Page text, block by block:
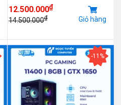
12.500.000₫
14.500.000₫ Giỏ hàng
-11%